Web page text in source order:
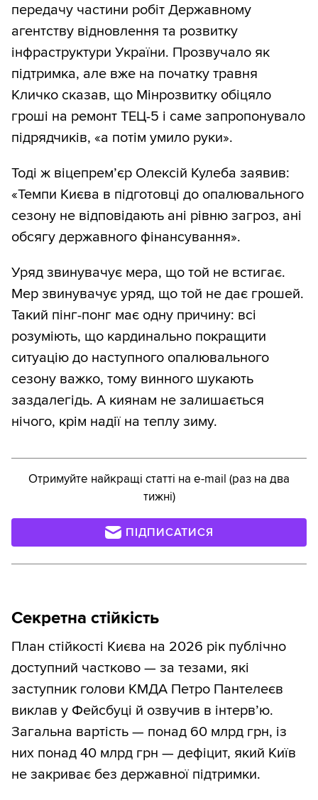
передачу частини робіт Державному
агентству відновлення та розвитку
інфраструктури України. Прозвучало як
підтримка, але вже на початку травня
Кличко сказав, що Мінрозвитку обіцяло
гроші на ремонт ТЕЦ-5 і саме запропонувало
підрядчиків, «а потім умило руки».
Тоді ж віцепрем’єр Олексій Кулеба заявив:
«Темпи Києва в підготовці до опалювального
сезону не відповідають ані рівню загроз, ані
обсягу державного фінансування».
Уряд звинувачує мера, що той не встигає.
Мер звинувачує уряд, що той не дає грошей.
Такий пінг-понг має одну причину: всі
розуміють, що кардинально покращити
ситуацію до наступного опалювального
сезону важко, тому винного шукають
заздалегідь. А киянам не залишається
нічого, крім надії на теплу зиму.
Отримуйте найкращі статті на e-mail (раз на два
тижні)
ПІДПИСАТИСЯ
Секретна стійкість
План стійкості Києва на 2026 рік публічно
доступний частково — за тезами, які
заступник голови КМДА Петро Пантелеєв
виклав у Фейсбуці й озвучив в інтерв’ю.
Загальна вартість — понад 60 млрд грн, із
них понад 40 млрд грн — дефіцит, який Київ
не закриває без державної підтримки.